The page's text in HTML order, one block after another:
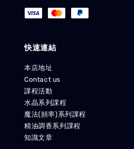
快速連結
本店地址
Contact us
課程活動
水晶系列課程
魔法(頻率)系列課程
精油調香系列課程
知識文章